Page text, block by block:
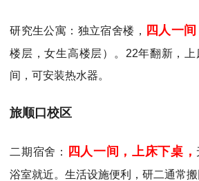
研究生公寓：独立宿舍楼， 四人一间
楼层，女生高楼层）。22年翻新，
间，可安装热水器。
旅顺口校区
二期宿舍： 四人一间，上床下桌，
浴室就近。生活设施便利，研二通常搬